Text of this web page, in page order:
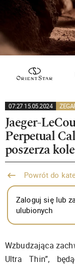
07:27 15.05.2024
Jaeger-
Perpetual
poszerza
Powrót do
Zaloguj się lub
ulubionych
Wzbudzająca
Ultra Thin”,